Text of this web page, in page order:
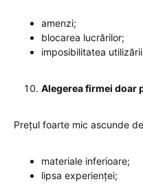
amenzi;
blocarea lucrărilor;
imposibilitatea
Alegerea firmei doar
Prețul foarte mic ascunde
materiale inferioare;
lipsa experienței;